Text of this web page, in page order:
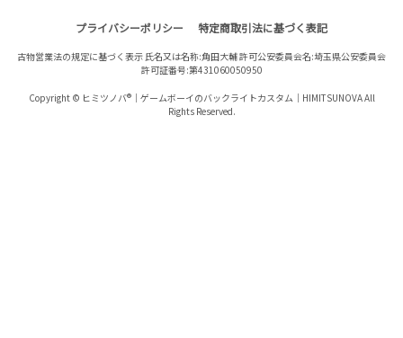
プライバシーポリシー 特定商取引法に基づく表記
古物営業法の規定に基づく表示 氏名又は名称:角田大輔 許可公安委員会名:埼玉県公安委員会
許可証番号:第431060050950
Copyright © ヒミツノバ®｜ゲームボーイのバックライトカスタム｜HIMITSUNOVA All
Rights Reserved.